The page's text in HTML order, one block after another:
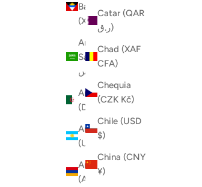
Catar (QAR
ر.ق)
Chad (XAF
CFA)
Chequia
(CZK Kč)
Chile (USD
$)
China (CNY
¥)
Barbuda
Arabia
Saudí (SAR
Argelia
Argentina
(USD $)
Armenia